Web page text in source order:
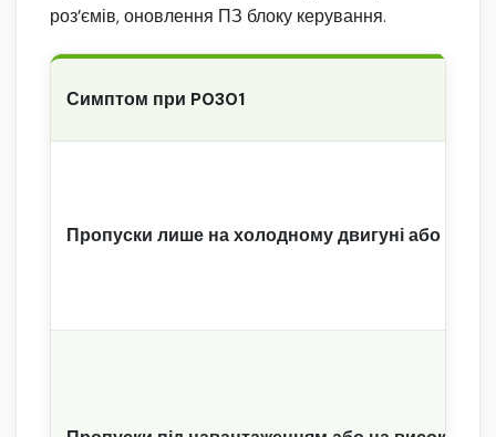
роз’ємів, оновлення ПЗ блоку керування.
Симптом при P0301
Пропуски лише на холодному двигуні або за